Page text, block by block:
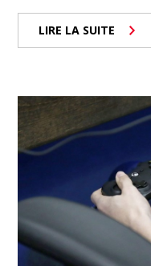
LIRE LA SUITE